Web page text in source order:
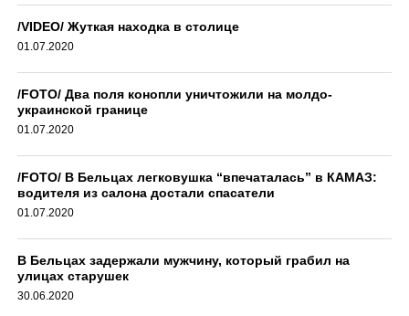
/VIDEO/ Жуткая находка в столице
01.07.2020
/FOTO/ Два поля конопли уничтожили на молдо-
украинской границе
01.07.2020
/FOTO/ В Бельцах легковушка “впечаталась” в КАМАЗ:
водителя из салона достали спасатели
01.07.2020
В Бельцах задержали мужчину, который грабил на
улицах старушек
30.06.2020